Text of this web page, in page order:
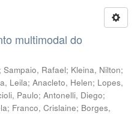
multimodal do
; Sampaio, Rafael; Kleina, Nilton;
Leila; Anacleto, Helen; Lopes,
Paulo; Antonelli, Diego;
; Franco, Crislaine; Borges,